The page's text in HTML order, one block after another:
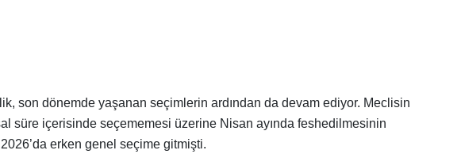
son dönemde yaşanan seçimlerin ardından da devam ediyor. Meclisin
süre içerisinde seçememesi üzerine Nisan ayında feshedilmesinin
erken genel seçime gitmişti.